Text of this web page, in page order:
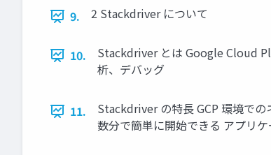
9. 2 Stackdriver について
10.
Stackdriver とは Google Cloud
析、デバッグ
11.
Stackdriver の特長 GCP 環境で
数分で簡単に開始できる アプリ